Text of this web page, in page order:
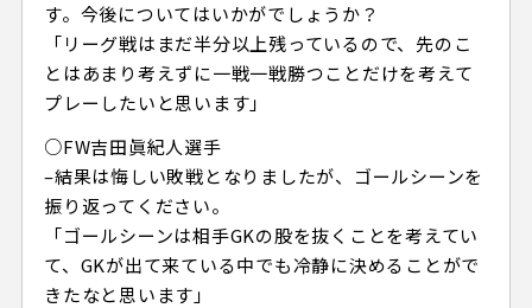
す。今後についてはいかがでしょうか？
「リーグ戦はまだ半分以上残っているので、先のこ
とはあまり考えずに一戦一戦勝つことだけを考えて
プレーしたいと思います」
○FW吉田眞紀人選手
–結果は悔しい敗戦となりましたが、ゴールシーンを
振り返ってください。
「ゴールシーンは相手GKの股を抜くことを考えてい
て、GKが出て来ている中でも冷静に決めることがで
きたなと思います」